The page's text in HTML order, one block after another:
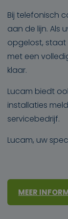
Bij telefonisch
aan de lijn. Als
opgelost,
met een
klaar.
Lucam biedt
installaties
servicebedrijf.
Lucam, uw
MEER